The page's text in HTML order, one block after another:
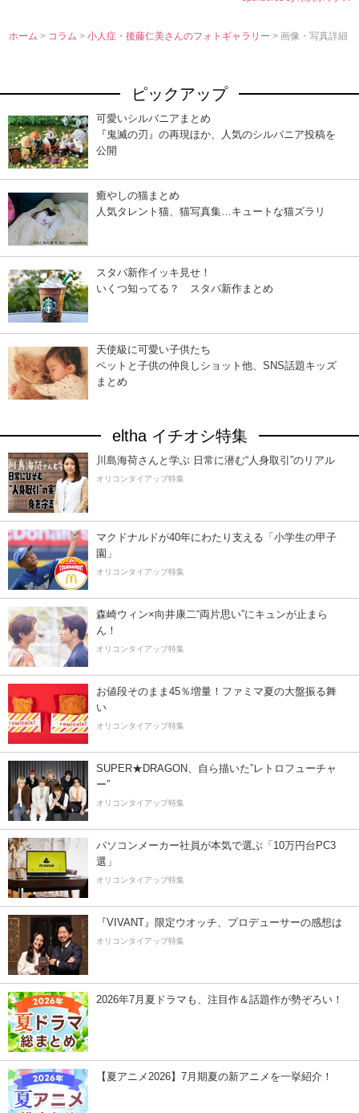
ホーム > コラム>小人症・後藤仁美さんのフォトギャラリー> 画像・写真詳細
ピックアップ
可愛いシルバニアまとめ
『鬼滅の刃』の再現ほか、人気のシルバニア投稿を
公開
癒やしの猫まとめ
人気タレント猫、猫写真集…キュートな猫ズラリ
スタバ新作イッキ見せ！
いくつ知ってる？ スタバ新作まとめ
天使級に可愛い子供たち
ペットと子供の仲良しショット他、SNS話題キッズ
まとめ
eltha イチオシ特集
川島海荷さんと学ぶ 日常に潜む“人身取引”のリアル
オリコンタイアップ特集
マクドナルドが40年にわたり支える「小学生の甲子
園」
オリコンタイアップ特集
森崎ウィン×向井康二“両片思い”にキュンが止まら
ん！
オリコンタイアップ特集
お値段そのまま45％増量！ファミマ夏の大盤振る舞
い
オリコンタイアップ特集
SUPER★DRAGON、自ら描いた”レトロフューチャ
ー”
オリコンタイアップ特集
パソコンメーカー社員が本気で選ぶ「10万円台PC3
選」
オリコンタイアップ特集
『VIVANT』限定ウオッチ、プロデューサーの感想は
オリコンタイアップ特集
2026年7月夏ドラマも、注目作＆話題作が勢ぞろい！
【夏アニメ2026】7月期夏の新アニメを一挙紹介！